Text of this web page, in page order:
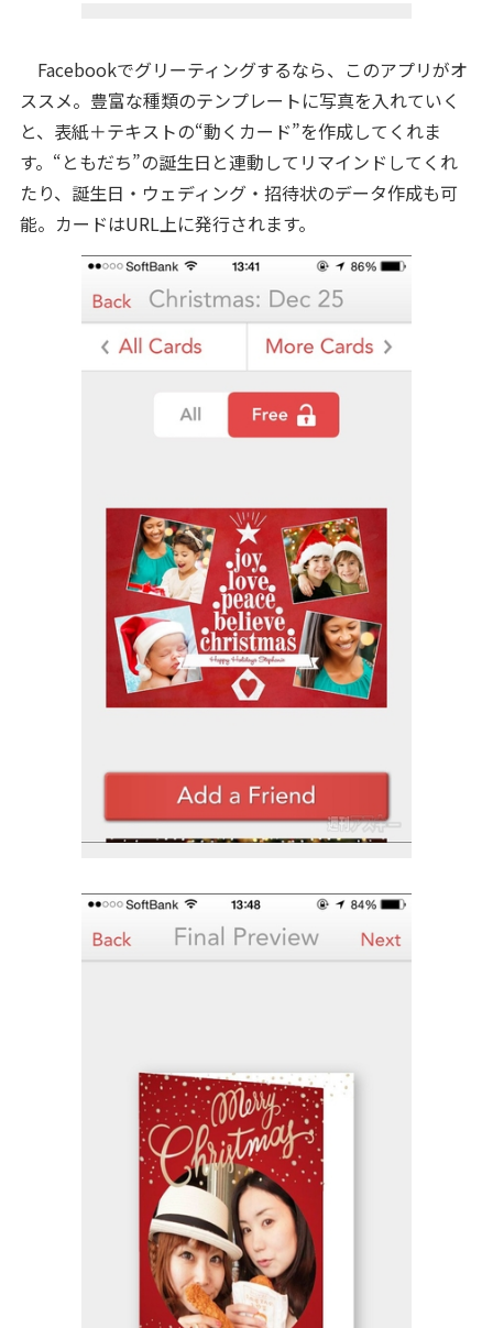
Facebookでグリーティングするなら、このアプリがオ
ススメ。豊富な種類のテンプレートに写真を入れていく
と、表紙＋テキストの“動くカード”を作成してくれま
す。“ともだち”の誕生日と連動してリマインドしてくれ
たり、誕生日・ウェディング・招待状のデータ作成も可
能。カードはURL上に発行されます。